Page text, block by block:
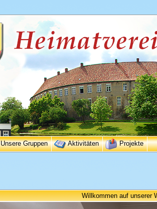
Unsere Gruppen Aktivitäten Projekte
Willkommen auf unserer